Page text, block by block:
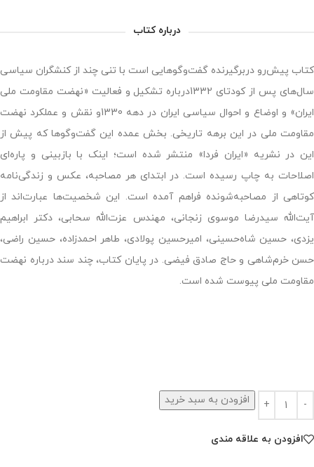
درباره کتاب
کتاب پیش‌رو دربرگیرنده گفت‌وگوهایی است با تنی چند از کنشگران سیاسی
سال‌های پس از کودتای 1332درباره تشکیل و فعالیت «نهضت مقاومت ملی
ایران» و اوضاع و احوال سیاسی ایران در دهه 1330و نقش و عملکرد نهضت
مقاومت ملی در این برهه تاریخی. بخش عمده این گفت‌وگوها که پیش از
این در نشریه «ایران فردا» منتشر شده است؛ اینک با بازبینی و پاره‌ای
اصلاحات به چاپ رسیده است. در ابتدای هر مصاحبه، عکس و زندگی‌نامه
کوتاهی از مصاحبه‌شونده فراهم آمده است. این شخصیت‌ها عبارت‌اند از
آیت‌الله سیدرضا موسوی زنجانی، مهندس عزت‌الله سحابی، دکتر ابراهیم
یزدی، حسین شاه‌حسینی، امیرحسین پولادی، طاهر احمدزاده، حسین راضی،
حسن خرم‌شاهی و حاج صادق فیضی. در پایان کتاب، چند سند درباره نهضت
مقاومت ملی پیوست شده است.
افزودن به سبد خرید
افزودن به علاقه مندی